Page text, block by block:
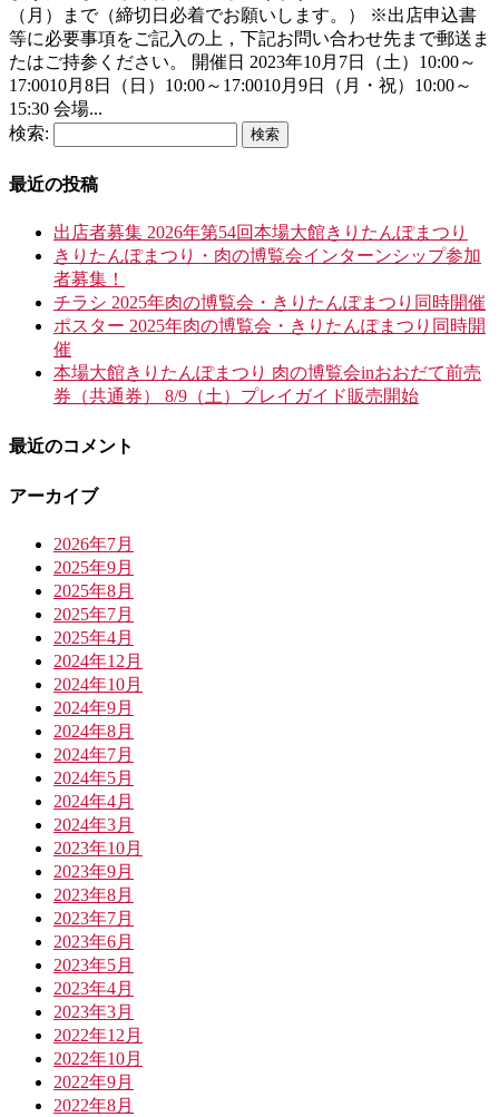
（月）まで（締切日必着でお願いします。） ※出店申込書
等に必要事項をご記入の上，下記お問い合わせ先まで郵送ま
たはご持参ください。 開催日 2023年10月7日（土）10:00～
17:0010月8日（日）10:00～17:0010月9日（月・祝）10:00～
15:30 会場...
検索:
最近の投稿
出店者募集 2026年第54回本場大館きりたんぽまつり
きりたんぽまつり・肉の博覧会インターンシップ参加
者募集！
チラシ 2025年肉の博覧会・きりたんぽまつり同時開催
ポスター 2025年肉の博覧会・きりたんぽまつり同時開
催
本場大館きりたんぽまつり 肉の博覧会inおおだて前売
券（共通券） 8/9（土）プレイガイド販売開始
最近のコメント
アーカイブ
2026年7月
2025年9月
2025年8月
2025年7月
2025年4月
2024年12月
2024年10月
2024年9月
2024年8月
2024年7月
2024年5月
2024年4月
2024年3月
2023年10月
2023年9月
2023年8月
2023年7月
2023年6月
2023年5月
2023年4月
2023年3月
2022年12月
2022年10月
2022年9月
2022年8月